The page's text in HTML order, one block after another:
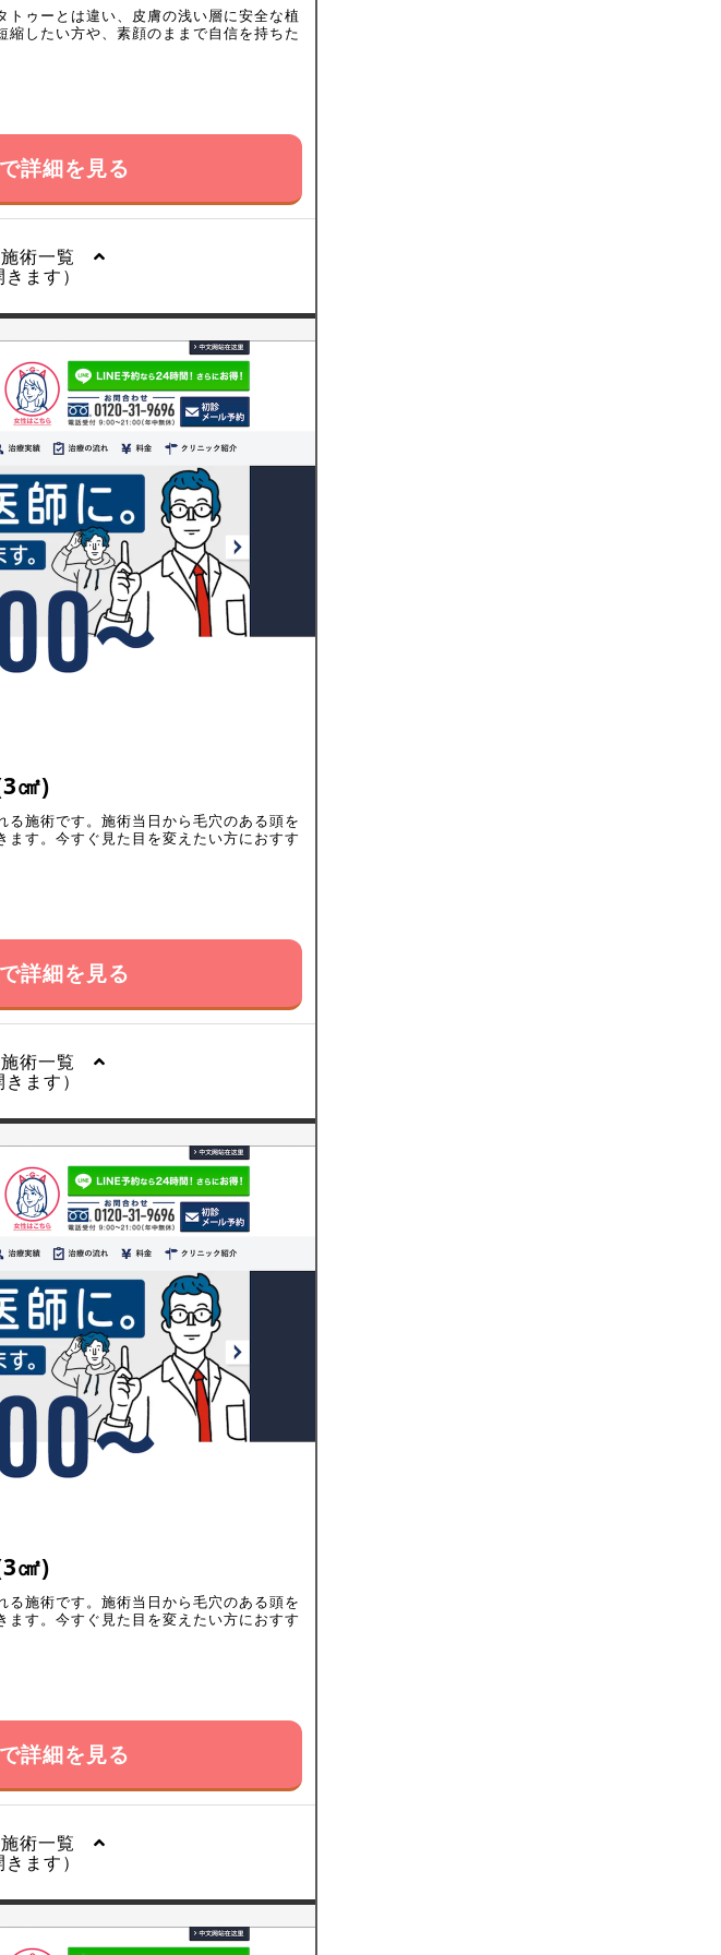
ゥーとは違い、皮膚の浅い層に安全な植
したい方や、素顔のままで自信を持ちた
詳細を見る
術一覧
ます）
㎠)
施術です。施術当日から毛穴のある頭を
す。今すぐ見た目を変えたい方におすす
詳細を見る
術一覧
ます）
㎠)
施術です。施術当日から毛穴のある頭を
す。今すぐ見た目を変えたい方におすす
詳細を見る
術一覧
ます）